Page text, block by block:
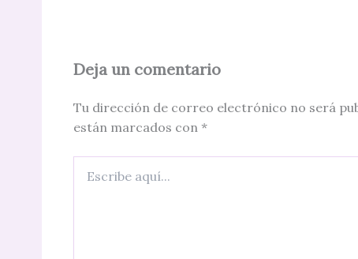
Deja un comentario
Tu dirección de correo electrónico no será
están marcados con *
aquí...